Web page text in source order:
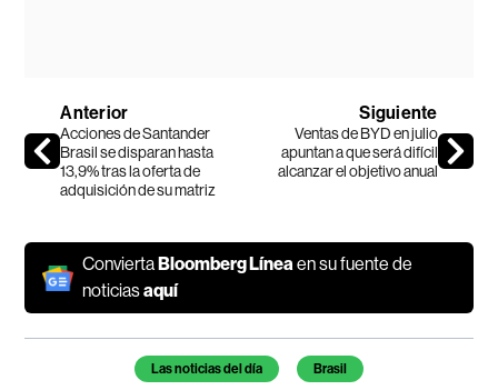
Anterior
Acciones de Santander
Brasil se disparan hasta
13,9% tras la oferta de
adquisición de su matriz
Siguiente
Ventas de BYD en julio
apuntan a que será difícil
alcanzar el objetivo anual
Convierta Bloomberg Líneaen su fuente de
noticiasaquí
Temas de este artículo
Las noticias del día Brasil